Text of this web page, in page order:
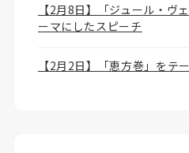
【2月8日】「ジュール・ヴ
ーマにしたスピーチ
【2月2日】「恵方巻」をテ